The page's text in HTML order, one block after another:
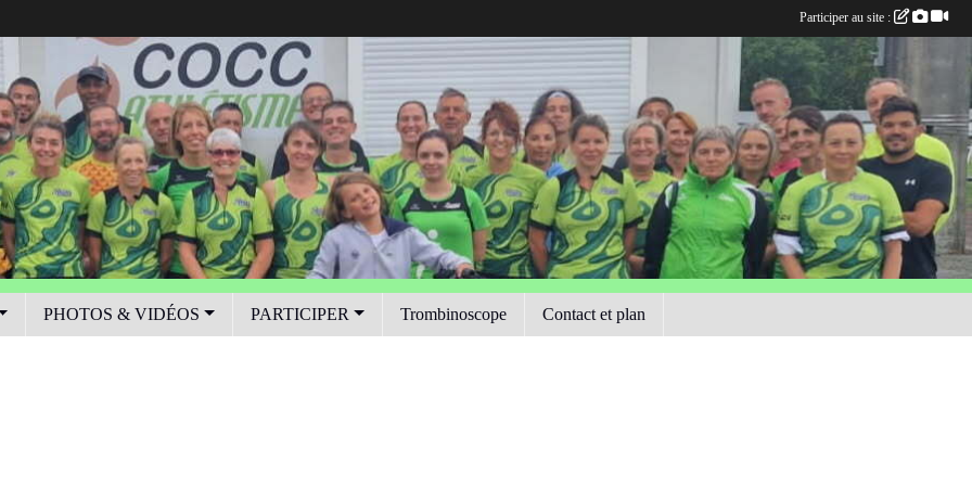
PHOTOS & VIDÉOS PARTICIPER Trombinoscope Contact et plan
Participer au site :